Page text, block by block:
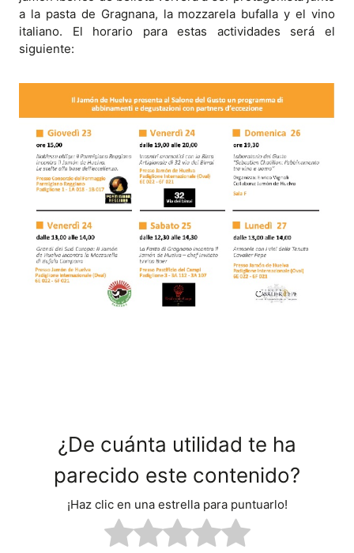
a la pasta de Gragnana, la mozzarela bufalla y el vino
italiano. El horario para estas actividades será el
siguiente:
¿De cuánta utilidad te ha
parecido este contenido?
¡Haz clic en una estrella para puntuarlo!